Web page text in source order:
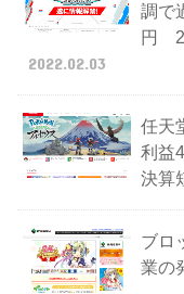
調で
円
2022.02.03
任天
利益
決算
ブロ
業の